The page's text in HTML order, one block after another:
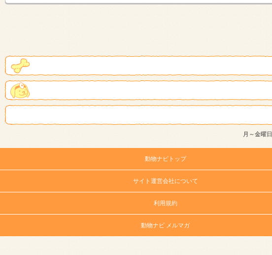
月～金曜日
動物ナビトップ
サイト運営会社について
利用規約
動物ナビ メルマガ